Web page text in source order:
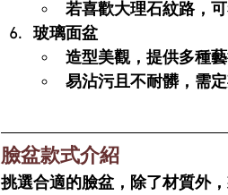
若喜歡大理石紋路，
玻璃面盆
造型美觀，提供多種藝
易沾污且不耐髒，需
臉盆款式介紹
挑選合適的臉盆，除了材質外